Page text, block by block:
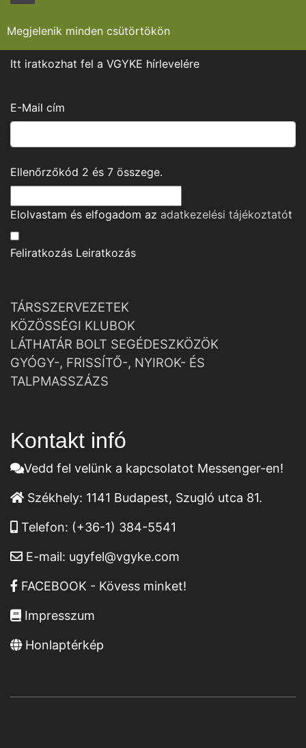
Megjelenik minden csütörtökön
Itt iratkozhat fel a VGYKE hírlevelére
E-Mail cím
Ellenőrzőkód 2 és 7 összege.
Elolvastam és elfogadom az adatkezelési tájékoztatót
Feliratkozás Leiratkozás
TÁRSSZERVEZETEK
KÖZÖSSÉGI KLUBOK
LÁTHATÁR BOLT SEGÉDESZKÖZÖK
GYÓGY-, FRISSÍTŐ-, NYIROK- ÉS
TALPMASSZÁZS
Kontakt infó
Vedd fel velünk a kapcsolatot Messenger-en!
Székhely: 1141 Budapest, Szugló utca 81.
Telefon: (+36-1) 384-5541
E-mail: ugyfel@vgyke.com
FACEBOOK - Kövess minket!
Impresszum
Honlaptérkép